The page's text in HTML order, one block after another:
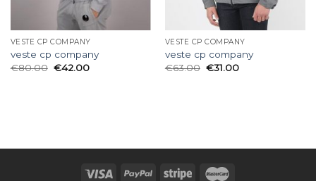
VESTE CP COMPANY
veste cp company
€80.00 €42.00
VESTE CP COMPANY
veste cp company
€63.00 €31.00